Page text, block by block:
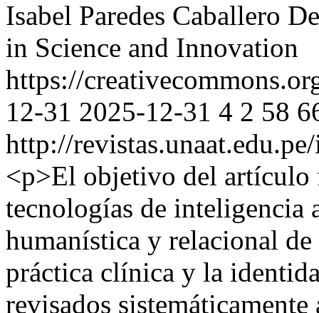
Isabel Paredes Caballero
in Science and Innovation
https://
12-31 2025-12-31 4 2 58
http://
<p>El objetivo del artículo
tecnologías de
humanística y relacional
práctica clínica y la
revisados sistemáticamente